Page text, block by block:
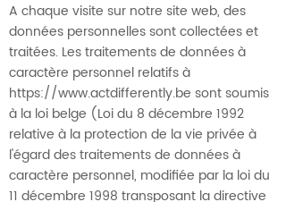
A chaque visite sur notre site web, des
données personnelles sont collectées et
traitées. Les traitements de données à
caractère personnel relatifs à
https://www.actdifferently.be sont soumis
à la loi belge (Loi du 8 décembre 1992
relative à la protection de la vie privée à
l'égard des traitements de données à
caractère personnel, modifiée par la loi du
11 décembre 1998 transposant la directive